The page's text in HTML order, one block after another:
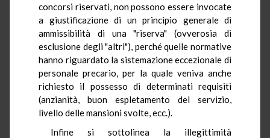
concorsi riservati, non possono essere invocate
a giustificazione di un principio generale di
ammissibilità di una "riserva" (ovverosia di
esclusione degli "altri"), perché quelle normative
hanno riguardato la sistemazione eccezionale di
personale precario, per la quale veniva anche
richiesto il possesso di determinati requisiti
(anzianità, buon espletamento del servizio,
livello delle mansioni svolte, ecc.).
Infine si sottolinea la illegittimità